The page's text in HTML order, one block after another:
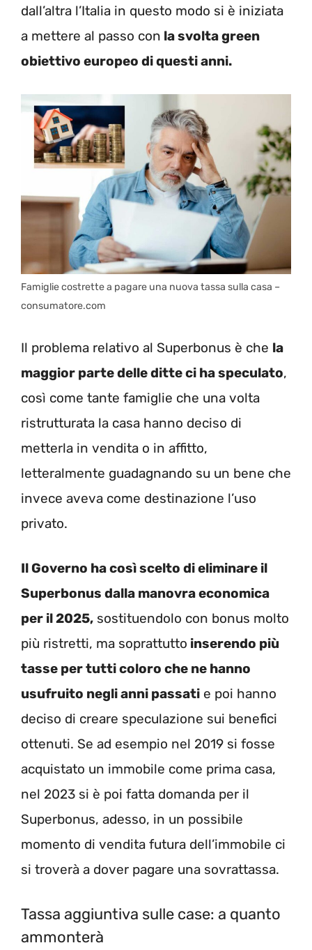
dall’altra l’Italia in questo modo si è iniziata
a mettere al passo con la svolta green
obiettivo europeo di questi anni.
Famiglie costrette a pagare una nuova tassa sulla casa –
consumatore.com
Il problema relativo al Superbonus è che la
maggior parte delle ditte ci ha speculato,
così come tante famiglie che una volta
ristrutturata la casa hanno deciso di
metterla in vendita o in affitto,
letteralmente guadagnando su un bene che
invece aveva come destinazione l’uso
privato.
Il Governo ha così scelto di eliminare il
Superbonus dalla manovra economica
per il 2025, sostituendolo con bonus molto
più ristretti, ma soprattutto inserendo più
tasse per tutti coloro che ne hanno
usufruito negli anni passati e poi hanno
deciso di creare speculazione sui benefici
ottenuti. Se ad esempio nel 2019 si fosse
acquistato un immobile come prima casa,
nel 2023 si è poi fatta domanda per il
Superbonus, adesso, in un possibile
momento di vendita futura dell’immobile ci
si troverà a dover pagare una sovrattassa.
Tassa aggiuntiva sulle case: a quanto
ammonterà